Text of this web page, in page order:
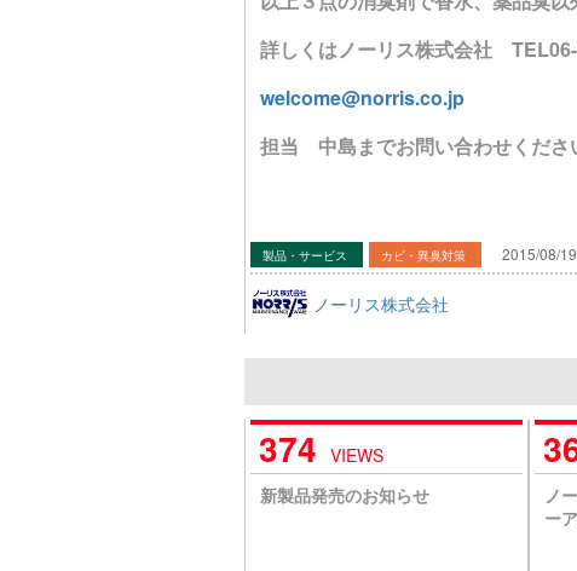
詳しくはノーリス株式会社
welcome@norris.co.jp
担当 中島までお問い合わせくださ
製品・サービス カビ・異臭対策 2015/08/
ノーリス株式会社
374 VIEWS
新製品発売のお知らせ
ノ
ー